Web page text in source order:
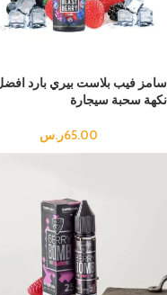
سامز فيب بلاست بيري بارد
نكهة سحبة سيجارة
65.00ر.س